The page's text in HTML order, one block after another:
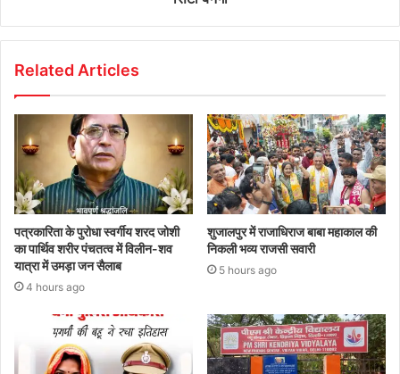
Related Articles
पत्रकारिता के पुरोधा स्वर्गीय शरद जोशी
का पार्थिव शरीर पंचतत्व में विलीन-शव
यात्रा में उमड़ा जन सैलाब
4 hours ago
शुजालपुर में राजाधिराज बाबा महाकाल की
निकली भव्य राजसी सवारी
5 hours ago